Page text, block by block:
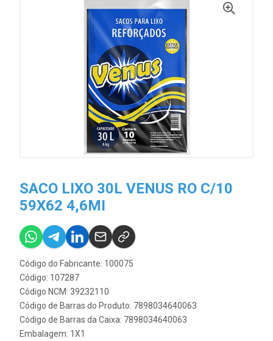
SACO LIXO 30L VENUS RO C/10
59X62 4,6MI
Código do Fabricante: 100075
Código: 107287
Código NCM: 39232110
Código de Barras do Produto: 7898034640063
Código de Barras da Caixa: 7898034640063
Embalagem: 1X1